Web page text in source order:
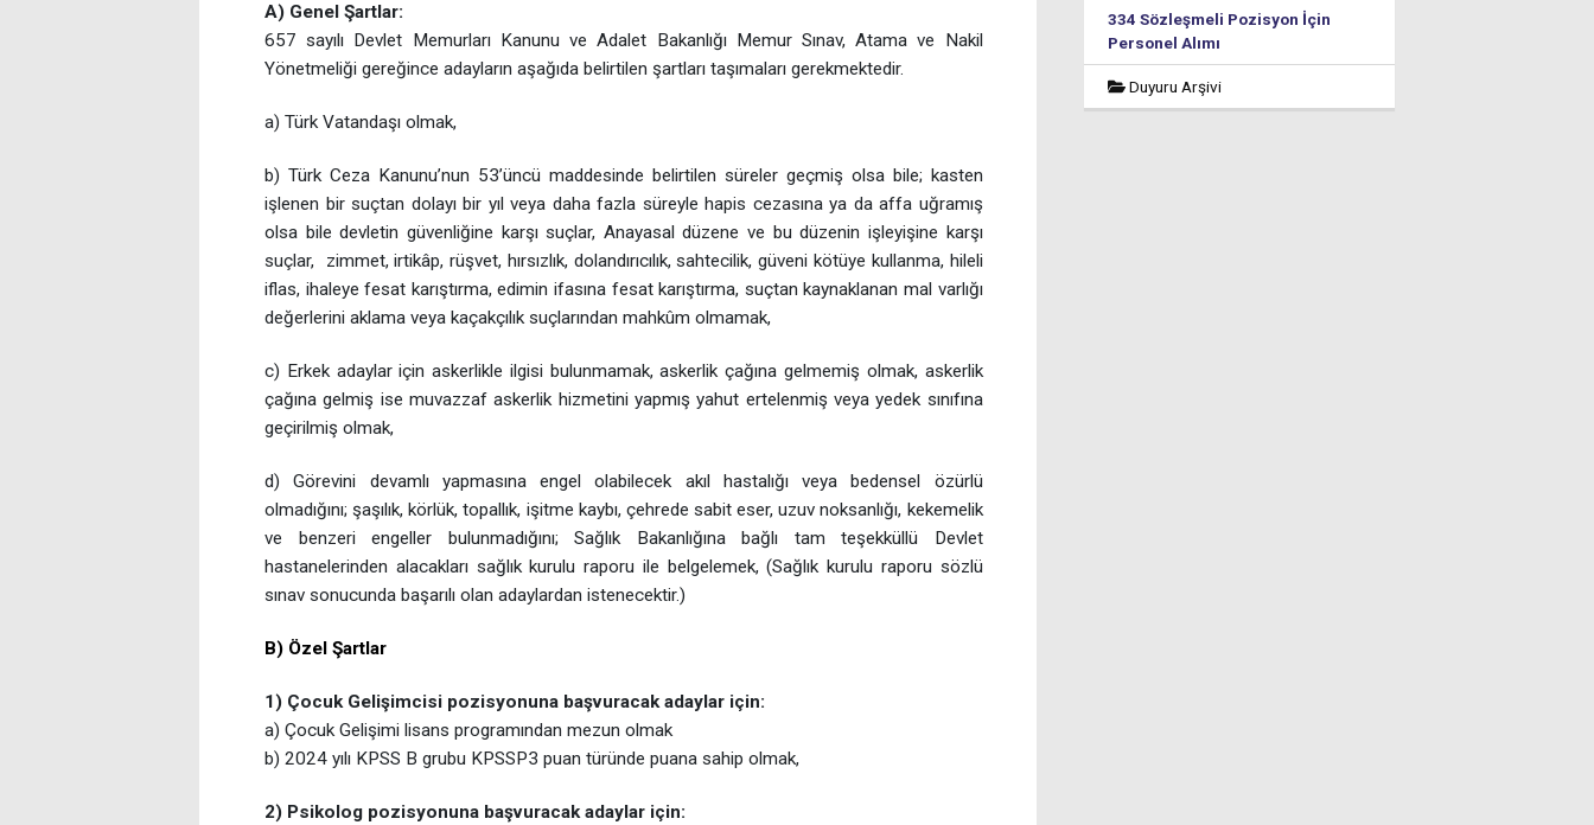
A) Genel Şartlar:
657 sayılı Devlet Memurları Kanunu ve Adalet Bakanlığı Memur Sınav, Atama ve Nakil
Yönetmeliği gereğince adayların aşağıda belirtilen şartları taşımaları gerekmektedir.
a) Türk Vatandaşı olmak,
b) Türk Ceza Kanunu’nun 53’üncü maddesinde belirtilen süreler geçmiş olsa bile; kasten
işlenen bir suçtan dolayı bir yıl veya daha fazla süreyle hapis cezasına ya da affa uğramış
olsa bile devletin güvenliğine karşı suçlar, Anayasal düzene ve bu düzenin işleyişine karşı
suçlar, zimmet, irtikâp, rüşvet, hırsızlık, dolandırıcılık, sahtecilik, güveni kötüye kullanma, hileli
iflas, ihaleye fesat karıştırma, edimin ifasına fesat karıştırma, suçtan kaynaklanan mal varlığı
değerlerini aklama veya kaçakçılık suçlarından mahkûm olmamak,
c) Erkek adaylar için askerlikle ilgisi bulunmamak, askerlik çağına gelmemiş olmak, askerlik
çağına gelmiş ise muvazzaf askerlik hizmetini yapmış yahut ertelenmiş veya yedek sınıfına
geçirilmiş olmak,
d) Görevini devamlı yapmasına engel olabilecek akıl hastalığı veya bedensel özürlü
olmadığını; şaşılık, körlük, topallık, işitme kaybı, çehrede sabit eser, uzuv noksanlığı, kekemelik
ve benzeri engeller bulunmadığını; Sağlık Bakanlığına bağlı tam teşekküllü Devlet
hastanelerinden alacakları sağlık kurulu raporu ile belgelemek, (Sağlık kurulu raporu sözlü
sınav sonucunda başarılı olan adaylardan istenecektir.)
B) Özel Şartlar
1) Çocuk Gelişimcisi pozisyonuna başvuracak adaylar için:
a) Çocuk Gelişimi lisans programından mezun olmak
b) 2024 yılı KPSS B grubu KPSSP3 puan türünde puana sahip olmak,
2) Psikolog pozisyonuna başvuracak adaylar için:
334 Sözleşmeli Pozisyon İçin
Personel Alımı
Duyuru Arşivi